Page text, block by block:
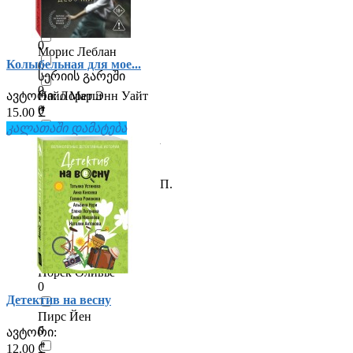
Михаэлидес Алекс
0
Морис Леблан
0
Найо Марш
0
Наталья Александрова
0
Никитин П., Орловец П.
0
Никлас Натт-о-Даг
0
Норек Оливье
0
Пирс Йен
0
Яркие страницы
0
სერიის გარეში
0
Колыбельная для мое...
ავტორი:Лорет Энн Уайт
15.00 ₾
კალათაში დამატება
Детектив на весну
ავტორი:
12.00 ₾